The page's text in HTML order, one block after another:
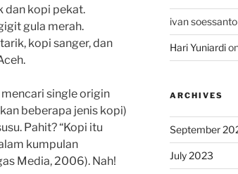
dan kopi pekat.
gula merah.
kopi sanger, dan
single origin
beberapa jenis kopi)
Pahit? “Kopi itu
kumpulan
Media, 2006). Nah!
ivan soessanto
Hari Yuniardi
ARCHIVES
September
July 2023